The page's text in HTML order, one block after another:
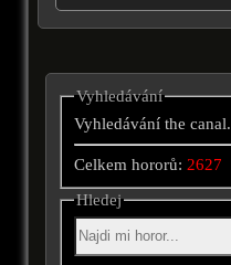
Vyhledávání
Vyhledávání the canal.
Celkem hororů:2627
Hledej